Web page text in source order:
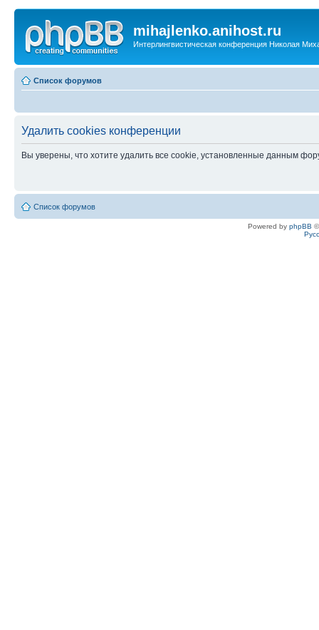
mihajlenko.anihost.ru
Интерлингвистическая конференция Николая
Список форумов
Удалить cookies конференции
Вы уверены, что хотите удалить все cookie, установленные данным
Список форумов
Powered by phpBB